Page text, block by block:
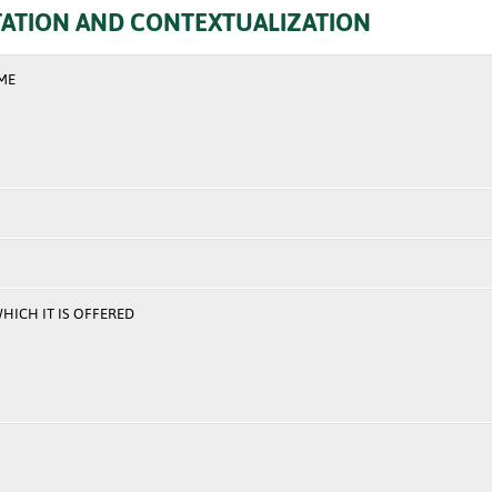
AND CONTEXTUALIZATION
IT IS OFFERED